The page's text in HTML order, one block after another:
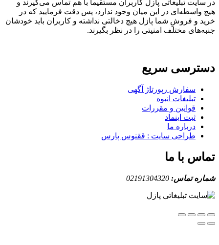
تبلیغاتی پازل کاربران مستقیما با هم تماس می‌گیرند و
در این میان وجود ندارد، پس دقت فرمایید که در
و فروشِ شما پازل هیچ دخالتی نداشته و کاربران باید خودشان
مختلف امنیتی را در نظر بگیرند.
سریع
سفارش رپورتاژ آگهی
تبلیغات انبوه
قوانین و مقررات
ثبت اینماد
درباره ما
طراحی سایت : ققنوس پارس
با ما
تماس:02191304320